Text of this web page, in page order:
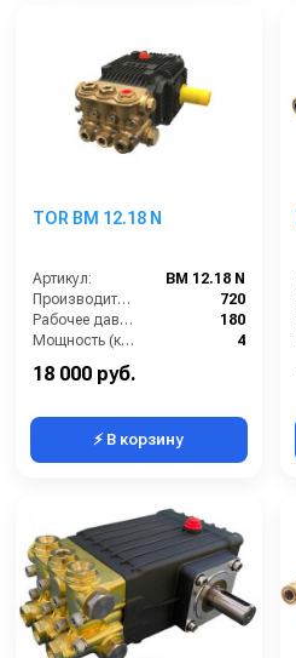
TOR BM 12.18 N
Артикул:
BM 12.18 N
Производительность (л/ч):
720
Рабочее давление (бар):
180
Мощность (кВт):
4
18 000 руб.
⚡ В корзину